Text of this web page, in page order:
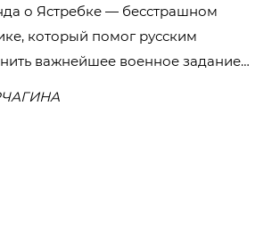
о Ястребке — бесстрашном
который помог русским
важнейшее военное задание…